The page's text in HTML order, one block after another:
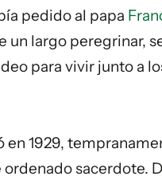
pedido al papa
un largo peregrinar,
para vivir junto a
en 1929,
ordenado sacerdote.